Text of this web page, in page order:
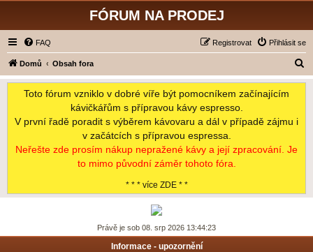
FÓRUM NA PRODEJ
FAQ Přihlásit se
Registrovat
Domů Obsah fora
l
Toto fórum vzniklo v dobré víře být pomocníkem začínajícím
kávičkářům s přípravou kávy espresso.
V první řadě poradit s výběrem kávovaru a dál v případě zájmu i
v začátcích s přípravou espressa.
Neřešte zde prosím nákup nepražené kávy a její zpracování. Je
to mimo původní záměr tohoto fóra.
* * * více ZDE * *
Právě je sob 08. srp 2026 13:44:23
Informace - upozornění